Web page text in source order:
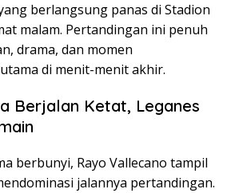
berlangsung panas di Stadion
malam. Pertandingan ini penuh
drama, dan momen
di menit-menit akhir.
Berjalan Ketat, Leganes
berbunyi, Rayo Vallecano tampil
jalannya pertandingan.